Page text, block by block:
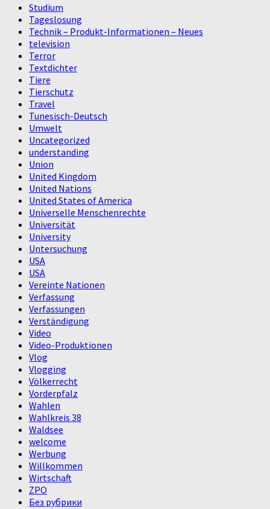
Studium
Tageslosung
Technik – Produkt-Informationen – Neues
television
Terror
Textdichter
Tiere
Tierschutz
Travel
Tunesisch-Deutsch
Umwelt
Uncategorized
understanding
Union
United Kingdom
United Nations
United States of America
Universelle Menschenrechte
Universität
University
Untersuchung
USA
USA
Vereinte Nationen
Verfassung
Verfassungen
Verständigung
Video
Video-Produktionen
Vlog
Vlogging
Völkerrecht
Vorderpfalz
Wahlen
Wahlkreis 38
Waldsee
welcome
Werbung
Willkommen
Wirtschaft
ZPO
Без рубрики